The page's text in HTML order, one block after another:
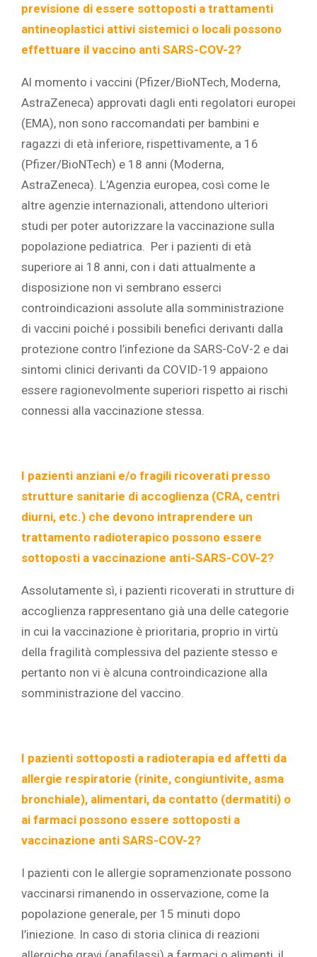
previsione di essere sottoposti a trattamenti
antineoplastici attivi sistemici o locali possono
effettuare il vaccino anti SARS-COV-2?
Al momento i vaccini (Pfizer/BioNTech, Moderna,
AstraZeneca) approvati dagli enti regolatori europei
(EMA), non sono raccomandati per bambini e
ragazzi di età inferiore, rispettivamente, a 16
(Pfizer/BioNTech) e 18 anni (Moderna,
AstraZeneca). L’Agenzia europea, così come le
altre agenzie internazionali, attendono ulteriori
studi per poter autorizzare la vaccinazione sulla
popolazione pediatrica. Per i pazienti di età
superiore ai 18 anni, con i dati attualmente a
disposizione non vi sembrano esserci
controindicazioni assolute alla somministrazione
di vaccini poiché i possibili benefici derivanti dalla
protezione contro l’infezione da SARS-CoV-2 e dai
sintomi clinici derivanti da COVID-19 appaiono
essere ragionevolmente superiori rispetto ai rischi
connessi alla vaccinazione stessa.
I pazienti anziani e/o fragili ricoverati presso
strutture sanitarie di accoglienza (CRA, centri
diurni, etc.) che devono intraprendere un
trattamento radioterapico possono essere
sottoposti a vaccinazione anti-SARS-COV-2?
Assolutamente sì, i pazienti ricoverati in strutture di
accoglienza rappresentano già una delle categorie
in cui la vaccinazione è prioritaria, proprio in virtù
della fragilità complessiva del paziente stesso e
pertanto non vi è alcuna controindicazione alla
somministrazione del vaccino.
I pazienti sottoposti a radioterapia ed affetti da
allergie respiratorie (rinite, congiuntivite, asma
bronchiale), alimentari, da contatto (dermatiti) o
ai farmaci possono essere sottoposti a
vaccinazione anti SARS-COV-2?
I pazienti con le allergie sopramenzionate possono
vaccinarsi rimanendo in osservazione, come la
popolazione generale, per 15 minuti dopo
l’iniezione. In caso di storia clinica di reazioni